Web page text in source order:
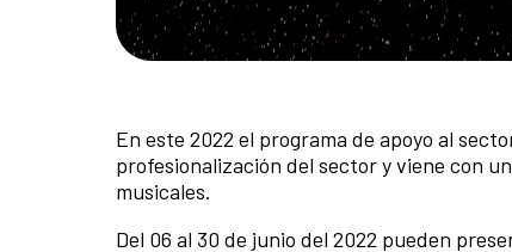
En este 2022 el programa de apoyo al
profesionalización del sector y viene con
musicales.
Del 06 al 30 de junio del 2022 pueden